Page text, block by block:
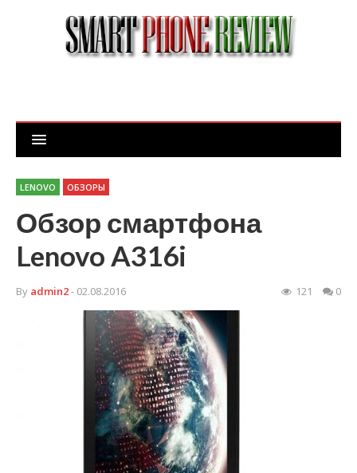
LENOVO ОБЗОРЫ
Обзор смартфона
Lenovo A316i
By admin2- 02.08.2016 121 0